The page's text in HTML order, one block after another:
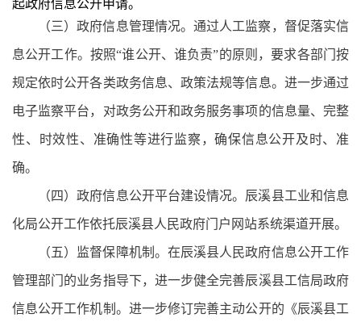
起政府信息公开申请。
（三）政府信息管理情况。通过人工监察，督促落实信
息公开工作。按照“谁公开、谁负责”的原则，要求各部门按
规定依时公开各类政务信息、政策法规等信息。进一步通过
电子监察平台，对政务公开和政务服务事项的信息量、完整
性、时效性、准确性等进行监察，确保信息公开及时、准
确。
（四）政府信息公开平台建设情况。辰溪县工业和信息
化局公开工作依托辰溪县人民政府门户网站系统渠道开展。
（五）监督保障机制。在辰溪县人民政府信息公开工作
管理部门的业务指导下，进一步健全完善辰溪县工信局政府
信息公开工作机制。进一步修订完善主动公开的《辰溪县工